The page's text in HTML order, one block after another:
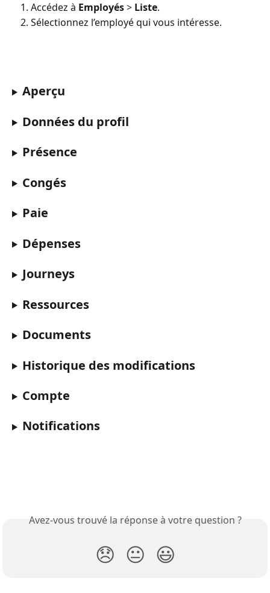
Accédez à Employés > Liste.
Sélectionnez l’employé qui vous intéresse.
Aperçu
Données du profil
Présence
Congés
Paie
Dépenses
Journeys
Ressources
Documents
Historique des modifications
Compte
Notifications
Avez-vous trouvé la réponse à votre question ?
😞 😐 😃